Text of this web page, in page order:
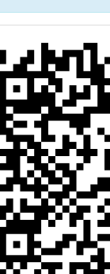
業經
及
中
12
國
號令